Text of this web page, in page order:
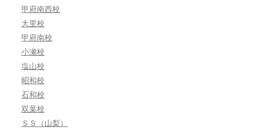
甲府南西校
大里校
甲府南校
小瀬校
塩山校
昭和校
石和校
双葉校
ＳＳ（山梨）